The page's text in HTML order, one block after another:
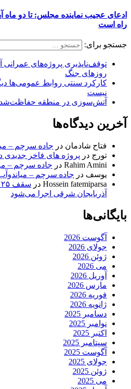
ادعای عجیب نماینده مجلس: تا دو ماه
راه است
جستجو برای:
توقف‌ناپذیری پروژه‌های عمرانی
روزهای جنگ
کارکرد سنتی روابط عمومی‌ها
نیست
آتش‌سوزی در منطقه
آخرین دیدگاه‌ها
فتاح شادمان در جاده سرچم –
تورج در پروژه های فاخر جدیدی
Rahim Amini در جاده سرچم –
یوسف در جاده سرچم –
Hossein fatemiparsa در
آذربایجان شرقی اجرا می‌شود
بایگانی‌ها
آگوست 2026
جولای 2026
ژوئن 2026
می 2026
آوریل 2026
مارس 2026
فوریه 2026
ژانویه 2026
دسامبر 2025
نوامبر 2025
اکتبر 2025
سپتامبر 2025
آگوست 2025
جولای 2025
ژوئن 2025
می 2025